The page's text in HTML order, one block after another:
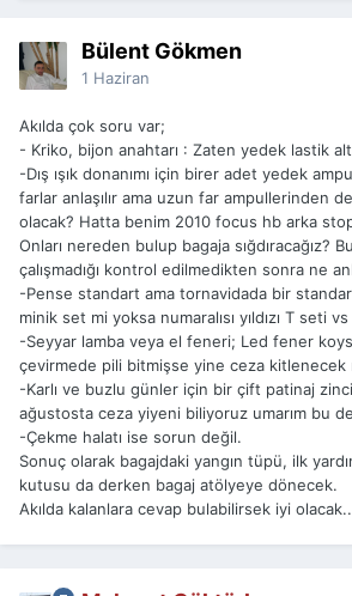
Bülent Gökmen
1 Haziran
Akılda çok soru var;
- Kriko, bijon anahtarı : Zaten yedek lastik
-Dış ışık donanımı için birer adet yedek
farlar anlaşılır ama uzun far ampullerinden
olacak? Hatta benim 2010 focus hb arka
Onları nereden bulup bagaja sığdıracağız?
çalışmadığı kontrol edilmedikten sonra ne
-Pense standart ama tornavidada bir
minik set mi yoksa numaralısı yıldızı T seti
-Seyyar lamba veya el feneri; Led fener
çevirmede pili bitmişse yine ceza kitlenecek
-Karlı ve buzlu günler için bir çift patinaj
ağustosta ceza yiyeni biliyoruz umarım bu
-Çekme halatı ise sorun değil.
Sonuç olarak bagajdaki yangın tüpü, ilk
kutusu da derken bagaj atölyeye dönecek.
Akılda kalanlara cevap bulabilirsek iyi